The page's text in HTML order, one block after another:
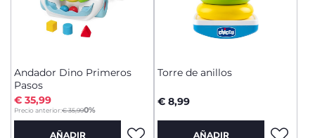
Andador Dino Primeros
Pasos
Precio anterior:€ 35,990%
to
€ 35,99
AÑADIR
Torre de anillos
€ 8,99
AÑADIR